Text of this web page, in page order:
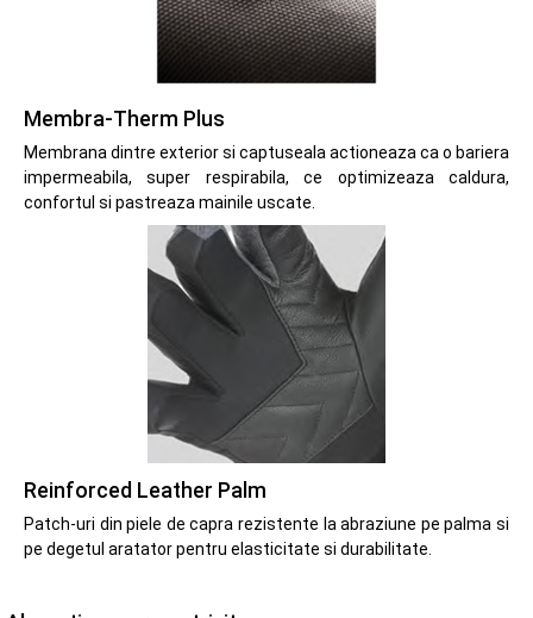
Membra-Therm Plus
Membrana dintre exterior si captuseala actioneaza ca o bariera
impermeabila, super respirabila, ce optimizeaza caldura,
confortul si pastreaza mainile uscate.
Reinforced Leather Palm
Patch-uri din piele de capra rezistente la abraziune pe palma si
pe degetul aratator pentru elasticitate si durabilitate.